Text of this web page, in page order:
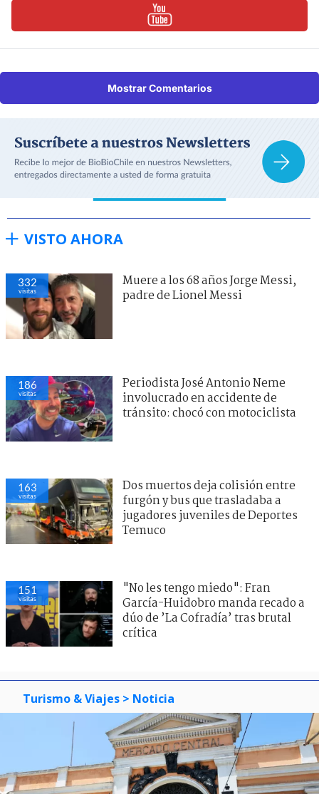
Mostrar Comentarios
VISTO AHORA
332
visitas
Muere a los 68 años Jorge Messi,
padre de Lionel Messi
186
visitas
Periodista José Antonio Neme
involucrado en accidente de
tránsito: chocó con motociclista
163
visitas
Dos muertos deja colisión entre
furgón y bus que trasladaba a
jugadores juveniles de Deportes
Temuco
151
visitas
"No les tengo miedo": Fran
García-Huidobro manda recado a
dúo de ’La Cofradía’ tras brutal
crítica
Turismo & Viajes > Noticia